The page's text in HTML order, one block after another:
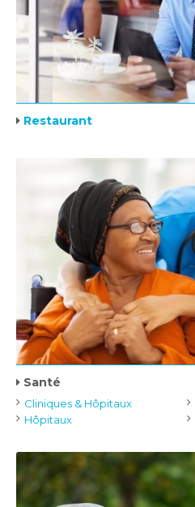
Restaurant
Santé
Cliniques & Hôpitaux
Hôpitaux